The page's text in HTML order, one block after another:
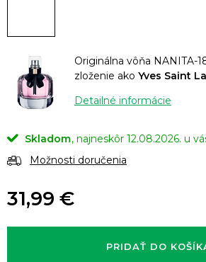
Originálna vôňa NANITA-
zloženie ako Yves Saint
Detailné informácie
Skladom
12.08.2026.
Možnosti doručenia
31,99 €
cena:
PRIDAŤ DO